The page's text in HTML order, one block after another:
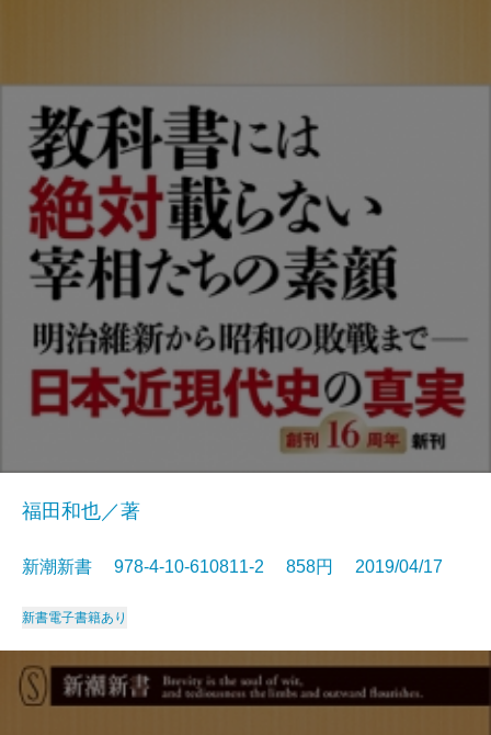
福田和也／著
新潮新書 978-4-10-610811-2 858円 2019/04/17
新書電子書籍あり